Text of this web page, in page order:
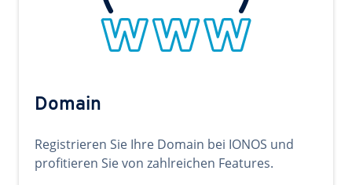
Domain
Registrieren Sie Ihre Domain bei IONOS und
profitieren Sie von zahlreichen Features.